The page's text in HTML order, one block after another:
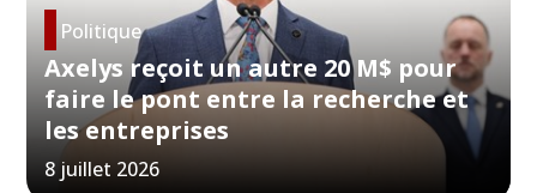
Politique
Axelys reçoit un autre 20 M$ pour
faire le pont entre la recherche et
les entreprises
8 juillet 2026